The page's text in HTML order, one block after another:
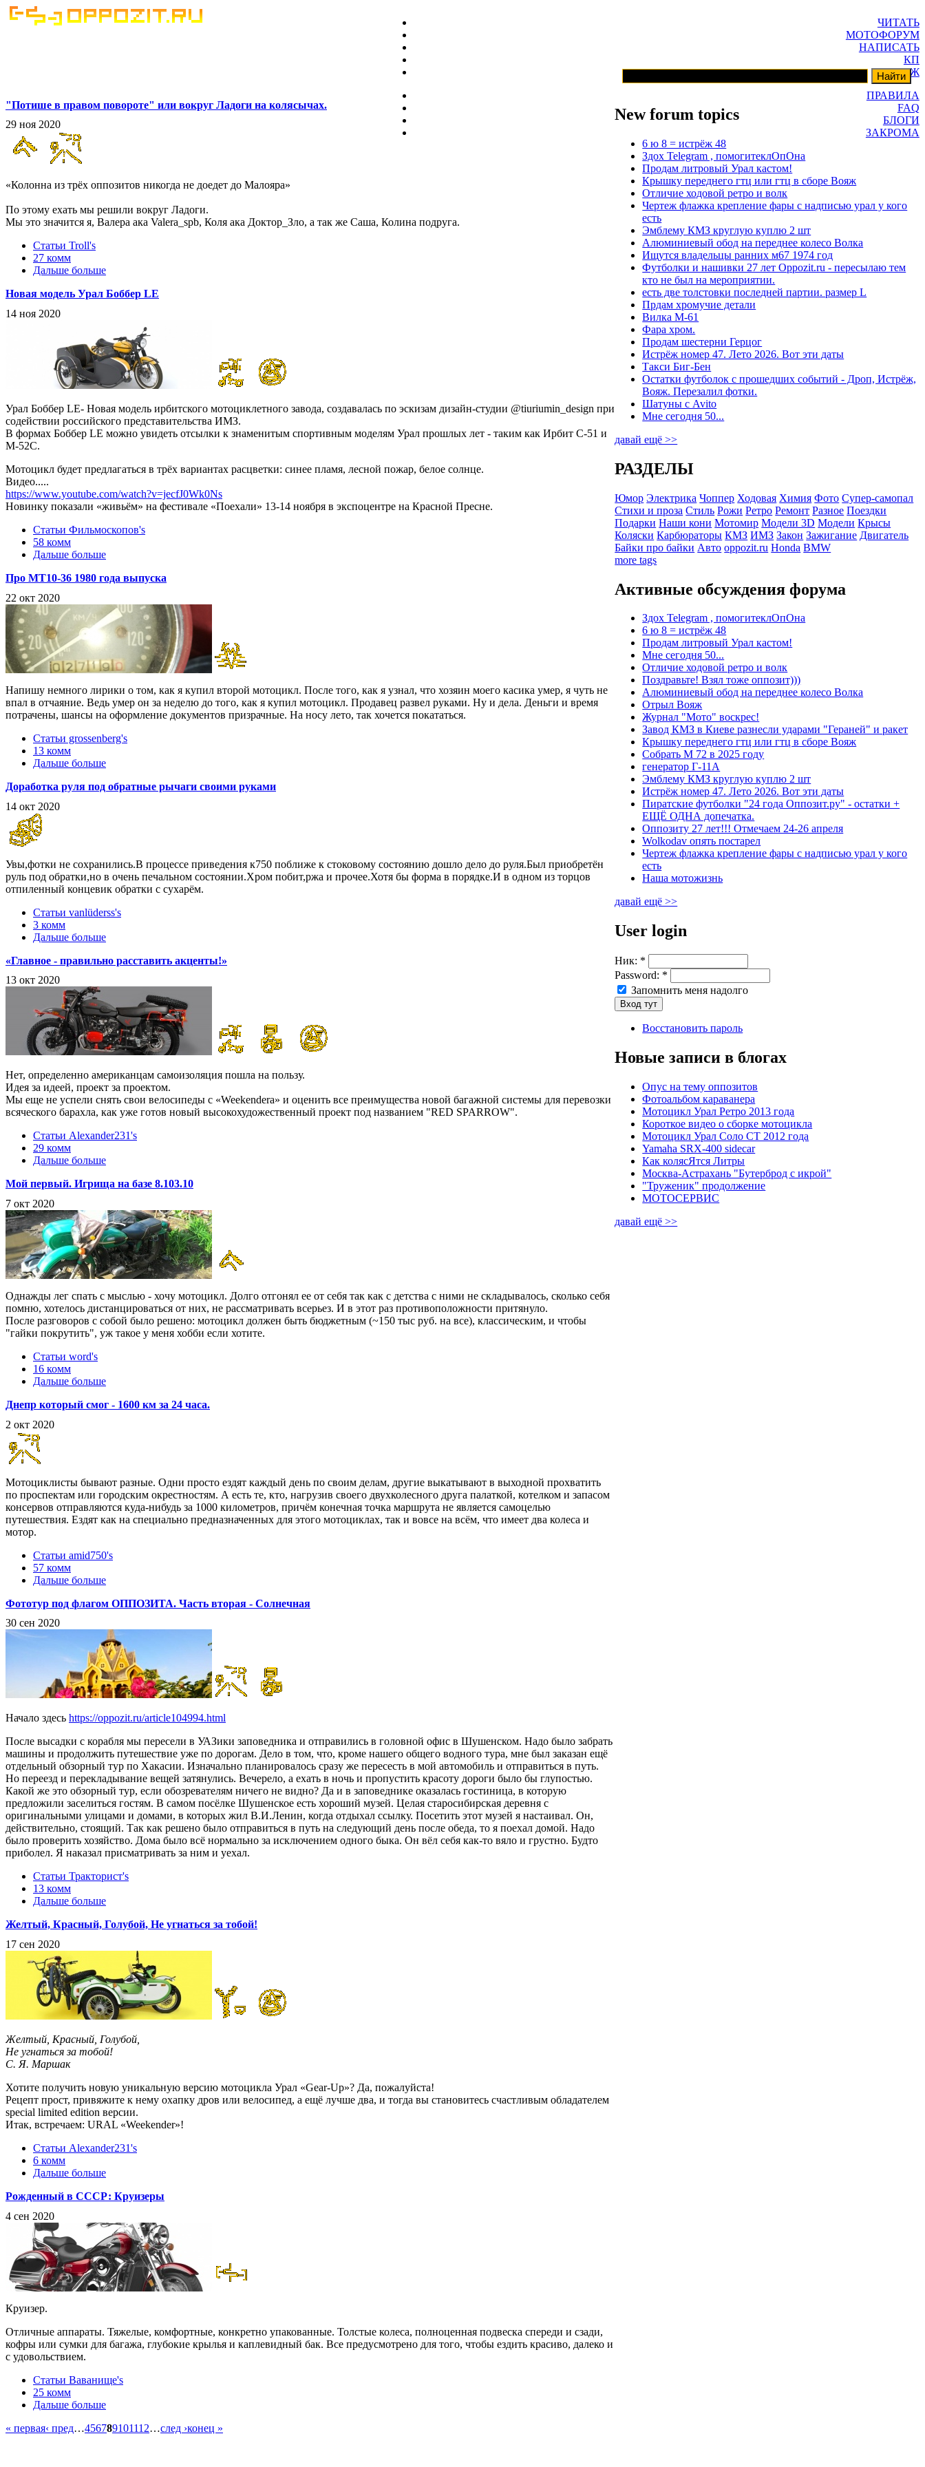
ЧИТАТЬ
МОТОФОРУМ
НАПИСАТЬ
КП
ГАРАЖ
ПРАВИЛА
FAQ
БЛОГИ
ЗАКРОМА
"Потише в правом повороте" или вокруг Ладоги на колясычах.
29 ноя 2020
«Колонна из трёх оппозитов никогда не доедет до Малояра»
По этому ехать мы решили вокруг Ладоги.
Мы это значится я, Валера ака Valera_spb, Коля ака Доктор_Зло, а так же Саша, Колина подруга.
Статьи Troll's
27 комм
Дальше больше
Новая модель Урал Боббер LE
14 ноя 2020
Урал Боббер LE- Новая модель ирбитского мотоциклетного завода, создавалась по эскизам дизайн-студии @tiuriumin_design при
содействии российского представительства ИМЗ.
В формах Боббер LE можно увидеть отсылки к знаменитым спортивным моделям Урал прошлых лет - таким как Ирбит С-51 и
М-52С.
Мотоцикл будет предлагаться в трёх вариантах расцветки: синее пламя, лесной пожар, белое солнце.
Видео.....
https://www.youtube.com/watch?v=jecfJ0Wk0Ns
Новинку показали «живьём» на фестивале «Поехали» 13-14 ноября в экспоцентре на Красной Пресне.
Статьи Фильмоскопов's
58 комм
Дальше больше
Про МТ10-36 1980 года выпуска
22 окт 2020
Напишу немного лирики о том, как я купил второй мотоцикл. После того, как я узнал, что хозяин моего касика умер, я чуть не
впал в отчаяние. Ведь умер он за неделю до того, как я купил мотоцикл. Продавец развел руками. Ну и дела. Деньги и время
потрачены, шансы на оформление документов призрачные. На носу лето, так хочется покататься.
Статьи grossenberg's
13 комм
Дальше больше
Доработка руля под обратные рычаги своими руками
14 окт 2020
Увы,фотки не сохранились.В процессе приведения к750 поближе к стоковому состоянию дошло дело до руля.Был приобретён
руль под обратки,но в очень печальном состоянии.Хром побит,ржа и прочее.Хотя бы форма в порядке.И в одном из торцов
отпиленный концевик обратки с сухарём.
Статьи vanlüderss's
3 комм
Дальше больше
«Главное - правильно расставить акценты!»
13 окт 2020
Нет, определенно американцам самоизоляция пошла на пользу.
Идея за идеей, проект за проектом.
Мы еще не успели снять свои велосипеды с «Weekendera» и оценить все преимущества новой багажной системы для перевозки
всяческого барахла, как уже готов новый высокохудожественный проект под названием "RED SPARROW".
Статьи Alexander231's
29 комм
Дальше больше
Мой первый. Игрища на базе 8.103.10
7 окт 2020
Однажды лег спать с мыслью - хочу мотоцикл. Долго отгонял ее от себя так как с детства с ними не складывалось, сколько себя
помню, хотелось дистанцироваться от них, не рассматривать всерьез. И в этот раз противоположности притянуло.
После разговоров с собой было решено: мотоцикл должен быть бюджетным (~150 тыс руб. на все), классическим, и чтобы
"гайки покрутить", уж такое у меня хобби если хотите.
Статьи word's
16 комм
Дальше больше
Днепр который смог - 1600 км за 24 часа.
2 окт 2020
Мотоциклисты бывают разные. Одни просто ездят каждый день по своим делам, другие выкатывают в выходной прохватить
по проспектам или городским окрестностям. А есть те, кто, нагрузив своего двухколесного друга палаткой, котелком и запасом
консервов отправляются куда-нибудь за 1000 километров, причём конечная точка маршрута не является самоцелью
путешествия. Ездят как на специально предназначенных для этого мотоциклах, так и вовсе на всём, что имеет два колеса и
мотор.
Статьи amid750's
57 комм
Дальше больше
Фототур под флагом ОППОЗИТА. Часть вторая - Солнечная
30 сен 2020
Начало здесь https://oppozit.ru/article104994.html
После высадки с корабля мы пересели в УАЗики заповедника и отправились в головной офис в Шушенском. Надо было забрать
машины и продолжить путешествие уже по дорогам. Дело в том, что, кроме нашего общего водного тура, мне был заказан ещё
отдельный обзорный тур по Хакасии. Изначально планировалось сразу же пересесть в мой автомобиль и отправиться в путь.
Но переезд и перекладывание вещей затянулись. Вечерело, а ехать в ночь и пропустить красоту дороги было бы глупостью.
Какой же это обзорный тур, если обозревателям ничего не видно? Да и в заповеднике оказалась гостиница, в которую
предложили заселиться гостям. В самом посёлке Шушенское есть хороший музей. Целая старосибирская деревня с
оригинальными улицами и домами, в которых жил В.И.Ленин, когда отдыхал ссылку. Посетить этот музей я настаивал. Он,
действительно, стоящий. Так как решено было отправиться в путь на следующий день после обеда, то я поехал домой. Надо
было проверить хозяйство. Дома было всё нормально за исключением одного быка. Он вёл себя как-то вяло и грустно. Будто
приболел. Я наказал присматривать за ним и уехал.
Статьи Тракторист's
13 комм
Дальше больше
Желтый, Красный, Голубой, Не угнаться за тобой!
17 сен 2020
Желтый, Красный, Голубой,
Не угнаться за тобой!
С. Я. Маршак
Хотите получить новую уникальную версию мотоцикла Урал «Gear-Up»? Да, пожалуйста!
Рецепт прост, привяжите к нему охапку дров или велосипед, а ещё лучше два, и тогда вы становитесь счастливым обладателем
special limited edition версии.
Итак, встречаем: URAL «Weekender»!
Статьи Alexander231's
6 комм
Дальше больше
Рожденный в СССР: Круизеры
4 сен 2020
Круизер.
Отличные аппараты. Тяжелые, комфортные, конкретно упакованные. Толстые колеса, полноценная подвеска спереди и сзади,
кофры или сумки для багажа, глубокие крылья и каплевидный бак. Все предусмотрено для того, чтобы ездить красиво, далеко и
с удовольствием.
Статьи Ваванище's
25 комм
Дальше больше
« первая‹ пред…456789101112…след ›конец »
New forum topics
6 ю 8 = истрёж 48
Здох Telegram , помогитеклОпОна
Продам литровый Урал кастом!
Крышку переднего гтц или гтц в сборе Вояж
Отличие ходовой ретро и волк
Чертеж флажка крепление фары с надписью урал у кого
есть
Эмблему КМЗ круглую куплю 2 шт
Алюминиевый обод на переднее колесо Волка
Ищутся владельцы ранних м67 1974 год
Футболки и нашивки 27 лет Oppozit.ru - пересылаю тем
кто не был на мероприятии.
есть две толстовки последней партии. размер L
Прдам хромучие детали
Вилка М-61
Фара хром.
Продам шестерни Герцог
Истрёж номер 47. Лето 2026. Вот эти даты
Такси Биг-Бен
Остатки футболок с прошедших событий - Дроп, Истрёж,
Вояж. Перезалил фотки.
Шатуны с Avito
Мне сегодня 50...
давай ещё >>
РАЗДЕЛЫ
Юмор Электрика Чоппер Ходовая Химия Фото Супер-самопал
Стихи и проза Стиль Рожи Ретро Ремонт Разное Поездки
Подарки Наши кони Мотомир Модели 3D Модели Крысы
Коляски Карбюраторы КМЗ ИМЗ Закон Зажигание Двигатель
Байки про байки Авто oppozit.ru Honda BMW
more tags
Активные обсуждения форума
Здох Telegram , помогитеклОпОна
6 ю 8 = истрёж 48
Продам литровый Урал кастом!
Мне сегодня 50...
Отличие ходовой ретро и волк
Поздравьте! Взял тоже оппозит)))
Алюминиевый обод на переднее колесо Волка
Отрыл Вояж
Журнал "Мото" воскрес!
Завод КМЗ в Киеве разнесли ударами "Гераней" и ракет
Крышку переднего гтц или гтц в сборе Вояж
Собрать М 72 в 2025 году
генератор Г-11А
Эмблему КМЗ круглую куплю 2 шт
Истрёж номер 47. Лето 2026. Вот эти даты
Пиратские футболки "24 года Оппозит.ру" - остатки +
ЕЩЁ ОДНА допечатка.
Оппозиту 27 лет!!! Отмечаем 24-26 апреля
Wolkodav опять постарел
Чертеж флажка крепление фары с надписью урал у кого
есть
Наша мотожизнь
давай ещё >>
User login
Ник: *
Password: *
Запомнить меня надолго
Восстановить пароль
Новые записи в блогах
Опус на тему оппозитов
Фотоальбом караванера
Мотоцикл Урал Ретро 2013 года
Короткое видео о сборке мотоцикла
Мотоцикл Урал Соло СТ 2012 года
Yamaha SRX-400 sidecar
Как колясЯтся Литры
Москва-Астрахань "Бутерброд с икрой"
"Труженик" продолжение
МОТОСЕРВИС
давай ещё >>